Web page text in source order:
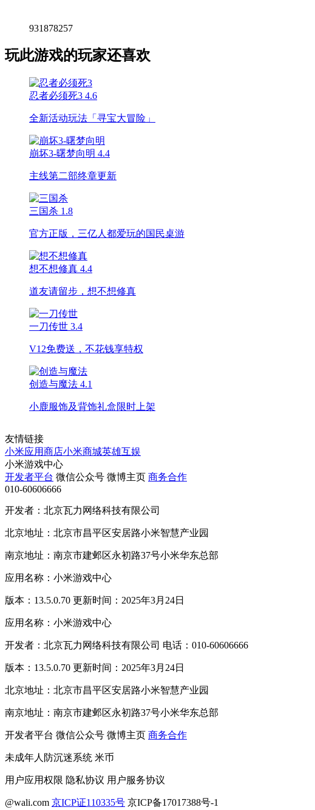
931878257
玩此游戏的玩家还喜欢
忍者必须死3 4.6
全新活动玩法「寻宝大冒险」
崩坏3-曙梦向明 4.4
主线第二部终章更新
三国杀 1.8
官方正版，三亿人都爱玩的国民桌游
想不想修真 4.4
道友请留步，想不想修真
一刀传世 3.4
V12免费送，不花钱享特权
创造与魔法 4.1
小鹿服饰及背饰礼盒限时上架
友情链接
小米应用商店小米商城英雄互娱
小米游戏中心
开发者平台 微信公众号 微博主页 商务合作
010-60606666
开发者：北京瓦力网络科技有限公司
北京地址：北京市昌平区安居路小米智慧产业园
南京地址：南京市建邺区永初路37号小米华东总部
应用名称：小米游戏中心
版本：13.5.0.70 更新时间：2025年3月24日
应用名称：小米游戏中心
开发者：北京瓦力网络科技有限公司 电话：010-60606666
版本：13.5.0.70 更新时间：2025年3月24日
北京地址：北京市昌平区安居路小米智慧产业园
南京地址：南京市建邺区永初路37号小米华东总部
开发者平台 微信公众号 微博主页 商务合作
未成年人防沉迷系统 米币
用户应用权限 隐私协议 用户服务协议
@wali.com 京ICP证110335号 京ICP备17017388号-1